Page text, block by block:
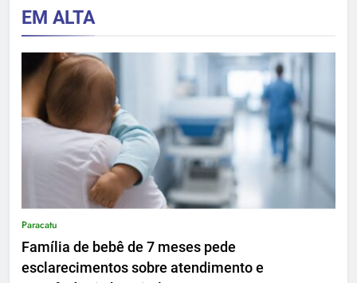
EM ALTA
Paracatu
Família de bebê de 7 meses pede
esclarecimentos sobre atendimento e